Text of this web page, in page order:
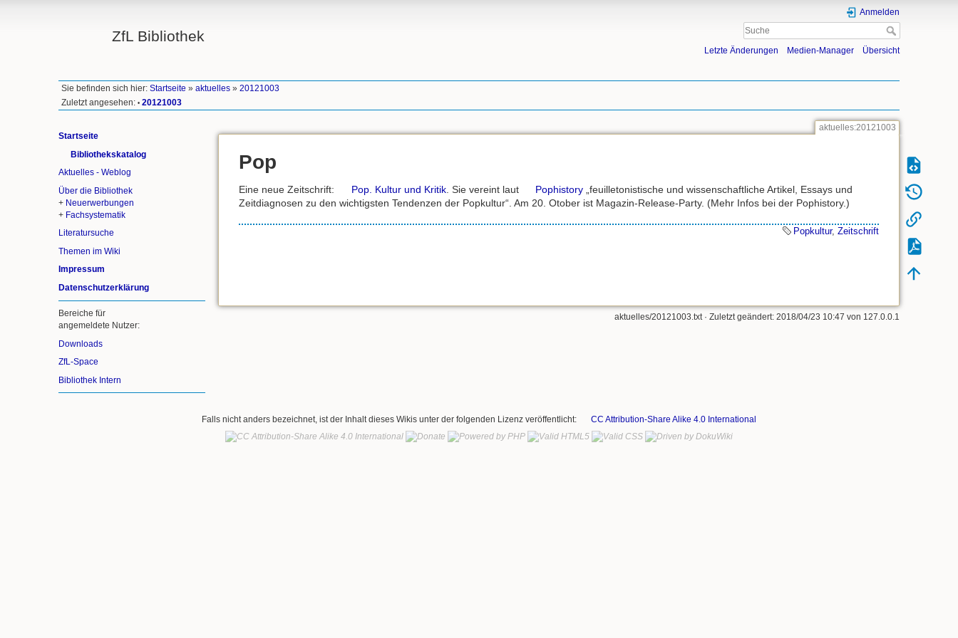
ZfL Bibliothek
Anmelden
Letzte Änderungen Medien-Manager Übersicht
Sie befinden sich hier:Startseite »aktuelles »20121003
Zuletzt angesehen: • 20121003
Startseite
Bibliothekskatalog
Aktuelles - Weblog
Über die Bibliothek
+ Neuerwerbungen
+ Fachsystematik
Literatursuche
Themen im Wiki
Impressum
Datenschutzerklärung
Bereiche für
angemeldete Nutzer:
Downloads
ZfL-Space
Bibliothek Intern
aktuelles:20121003
Pop
Eine neue Zeitschrift: Pop. Kultur und Kritik. Sie vereint laut Pophistory „feuilletonistische und wissenschaftliche Artikel, Essays und
Zeitdiagnosen zu den wichtigsten Tendenzen der Popkultur“. Am 20. Otober ist Magazin-Release-Party. (Mehr Infos bei der Pophistory.)
Popkultur, Zeitschrift
aktuelles/20121003.txt· Zuletzt geändert: 2018/04/23 10:47 von 127.0.0.1
Falls nicht anders bezeichnet, ist der Inhalt dieses Wikis unter der folgenden Lizenz veröffentlicht: CC Attribution-Share Alike 4.0 International